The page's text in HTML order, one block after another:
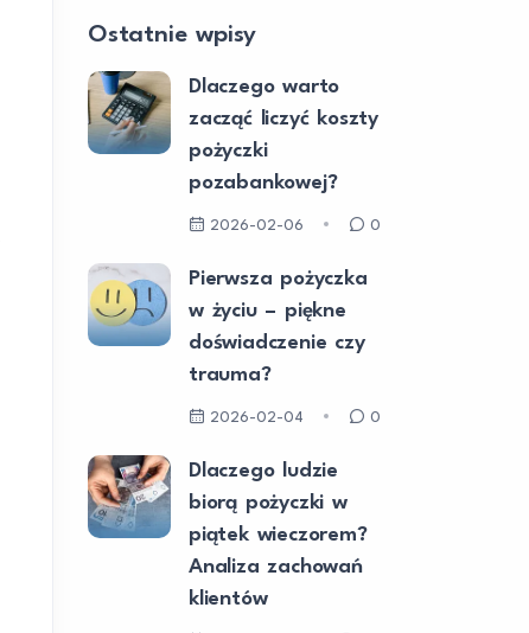
Ostatnie wpisy
Dlaczego warto
zacząć liczyć koszty
pożyczki
pozabankowej?
2026-02-06 0
Pierwsza pożyczka
w życiu – piękne
doświadczenie czy
trauma?
2026-02-04 0
Dlaczego ludzie
biorą pożyczki w
piątek wieczorem?
Analiza zachowań
klientów